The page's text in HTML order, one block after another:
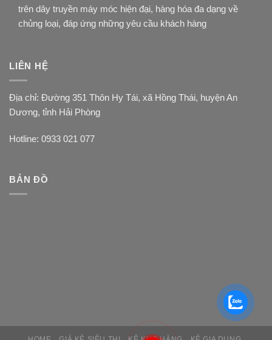
trên dây truyền máy móc hiện đại, hàng hóa đa dạng về
chủng loại, đáp ứng những yêu cầu khách hàng
LIÊN HỆ
Địa chỉ: Đường 351 Thôn Hy Tái, xã Hồng Thái, huyện An
Dương, tỉnh Hải Phòng
Hotline: 0933 021 077
BẢN ĐỒ